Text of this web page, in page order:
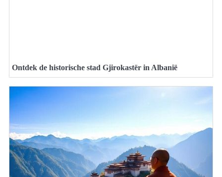
Ontdek de historische stad Gjirokastër in Albanië